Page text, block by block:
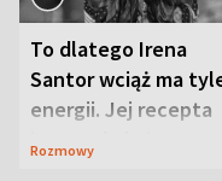
To dlatego Irena
Santor wciąż ma
energii. Jej recepta
jest zaskakująco
Rozmowy